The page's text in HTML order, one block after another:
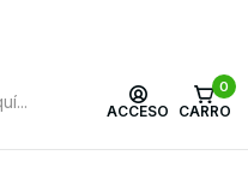
ACCESO
0
CARRO